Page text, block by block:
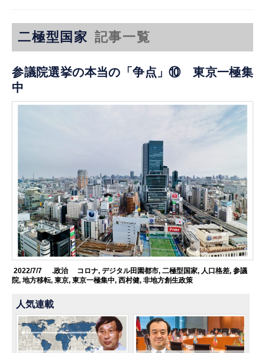
二極型国家 記事一覧
参議院選挙の本当の「争点」⑩ 東京一極集
中
2022/7/7 .政治 コロナ, デジタル田園都市, 二極型国家, 人口格差, 参議
院,地方移転,東京,東京一極集中,西村健,非地方創生政策
人気連載